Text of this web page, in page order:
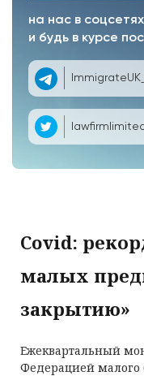
на нас в соцсетях
и будь в курсе
lawfirmlimited
Covid:
малых
закрытию»
Ежеквартальный
Федерацией малого